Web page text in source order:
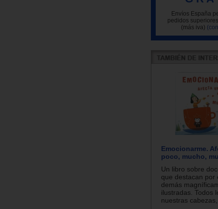
Envíos España
pedidos
(más iva)
Emocionarme.
poco, mucho,
Un libro sobre
que destacan por
demás
ilustradas. Todos
nuestras